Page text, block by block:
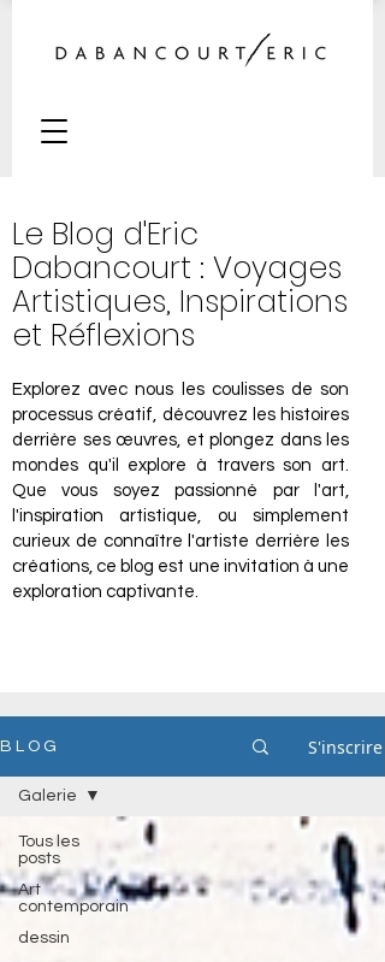
Le Blog d'Eric
Dabancourt : Voyages
Artistiques, Inspirations
et Réflexions
Explorez avec nous les coulisses de son
processus créatif, découvrez les histoires
derrière ses œuvres, et plongez dans les
mondes qu'il explore à travers son art.
Que vous soyez passionné par l'art,
l'inspiration artistique, ou simplement
curieux de connaître l'artiste derrière les
créations, ce blog est une invitation à une
exploration captivante.
B L O G S'inscrire
Tous les
posts
Art
contemporain
dessin
Galerie